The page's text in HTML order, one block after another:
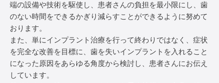
端の設備や技術を駆使し、患者さんの負担を最小限にし、歯
のない時間をできるかぎり減らすことができるように努めて
おります。
また、単にインプラント治療を行って終わりではなく、症状
を完全な改善を目標に、歯を失いインプラントを入れること
になった原因をあらゆる角度から検討し、患者さんにお伝え
しています。